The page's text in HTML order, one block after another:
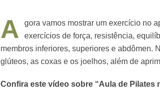
A
gora vamos mostrar um exercício no
exercícios de força, resistência,
membros inferiores, superiores e abdômen.
glúteos, as coxas e os joelhos, além de
Confira este vídeo sobre “Aula de Pilates